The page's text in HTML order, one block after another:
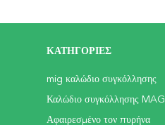
ΚΑΤΗΓΟΡΊΕΣ
mig καλώδιο συγκόλλησης
Καλώδιο συγκόλλησης MAG
Αφαιρεσμένο τον πυρήνα